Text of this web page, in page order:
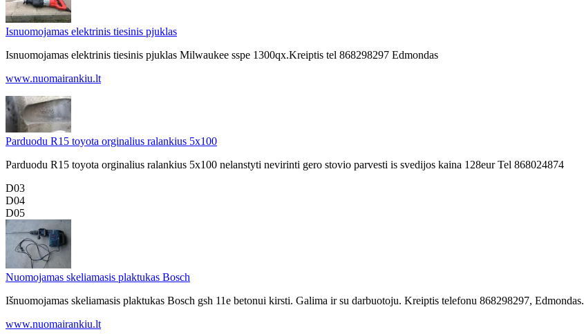
Isnuomojamas elektrinis tiesinis pjuklas
Isnuomojamas elektrinis tiesinis pjuklas Milwaukee sspe 1300qx.Kreiptis tel 868298297 Edmondas
www.nuomairankiu.lt
Parduodu R15 toyota orginalius ralankius 5x100
Parduodu R15 toyota orginalius ralankius 5x100 nelanstyti nevirinti gero stovio parvesti is svedijos kaina 128eur Tel 868024874
D03
D04
D05
Nuomojamas skeliamasis plaktukas Bosch
Išnuomojamas skeliamasis plaktukas Bosch gsh 11e betonui kirsti. Galima ir su darbuotoju. Kreiptis telefonu 868298297, Edmondas.
www.nuomairankiu.lt